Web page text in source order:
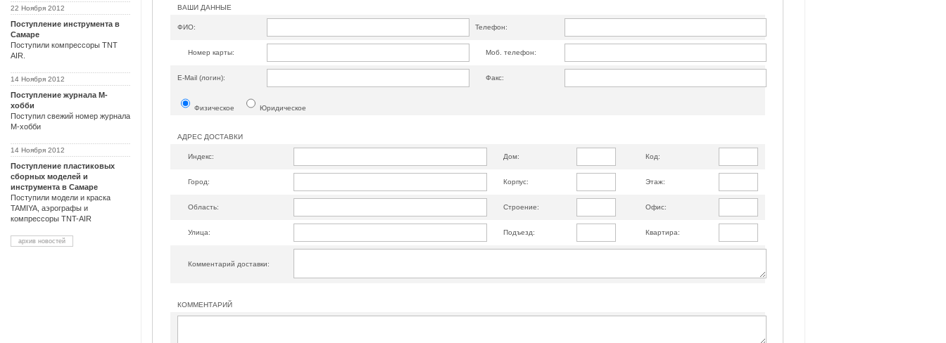
22 Ноября 2012
Поступление инструмента в
Самаре
Поступили компрессоры TNT
AIR.
14 Ноября 2012
Поступление журнала М-
хобби
Поступил свежий номер журнала
М-хобби
14 Ноября 2012
Поступление пластиковых
сборных моделей и
инструмента в Самаре
Поступили модели и краска
TAMIYA, аэрографы и
компрессоры TNT-AIR
архив новостей
ВАШИ ДАННЫЕ
ФИО: Телефон:
Номер карты: Моб. телефон:
Е-Mail (логин): Факс:
Физическое Юридическое
АДРЕС ДОСТАВКИ
Индекс: Дом: Код:
Город: Корпус: Этаж:
Область: Строение: Офис:
Улица: Подъезд: Квартира:
Комментарий доставки:
КОММЕНТАРИЙ